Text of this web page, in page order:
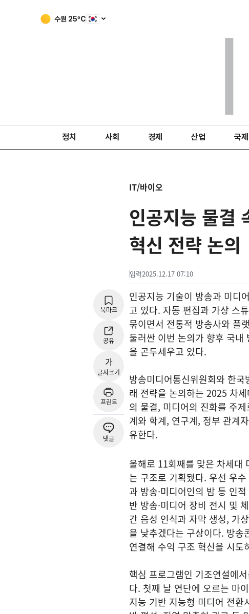
수원 25ºC
정치 사회 경제 산업 국제
IT/바이오
인공지능 물결
혁신 전략 논의
입력2025.12.17 07:10
북마크
공유
가
글자크기
프린트
댓글
인공지능 기술이 방송과 미디
고 있다. 자동 편집과 가상 스
묶이면서 전통적 방송사와 플
둘러싼 이번 논의가 향후 국내
을 곤두세우고 있다.
방송미디어통신위원회와 한
래 전략을 논의하는 2025 차
의 물결, 미디어의 진화를 주
계와 학계, 연구계, 정부 관계
유한다.
올해로 11회째를 맞은 차세대
는 구조로 기획됐다. 우선 우
과 방송·미디어인의 밤 등 인
반 방송·미디어 장비 전시 및
간 음성 인식과 자막 생성, 가
을 낮추겠다는 구상이다. 방송
연결해 수익 구조 혁신을 시도
핵심 프로그램인 기조연설에
다. 첫째 날 연단에 오르는 마
지능 기반 지능형 미디어 전